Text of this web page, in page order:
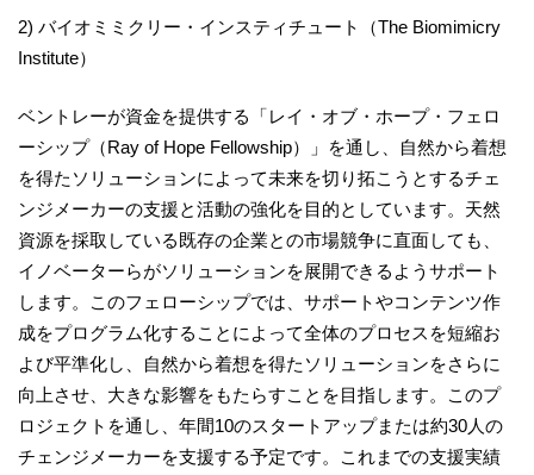
2) バイオミミクリー・インスティチュート（The Biomimicry
Institute）
ベントレーが資金を提供する「レイ・オブ・ホープ・フェロ
ーシップ（Ray of Hope Fellowship）」を通し、自然から着想
を得たソリューションによって未来を切り拓こうとするチェ
ンジメーカーの支援と活動の強化を目的としています。天然
資源を採取している既存の企業との市場競争に直面しても、
イノベーターらがソリューションを展開できるようサポート
します。このフェローシップでは、サポートやコンテンツ作
成をプログラム化することによって全体のプロセスを短縮お
よび平準化し、自然から着想を得たソリューションをさらに
向上させ、大きな影響をもたらすことを目指します。このプ
ロジェクトを通し、年間10のスタートアップまたは約30人の
チェンジメーカーを支援する予定です。これまでの支援実績